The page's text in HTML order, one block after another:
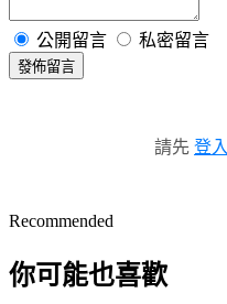
公開留言 私密留言
發佈留言
請先 登入
Recommended
你可能也喜歡